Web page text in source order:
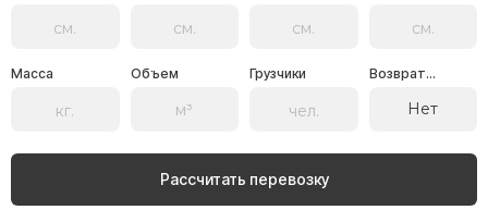
Масса Объем Грузчики Возврат...
Нет
Рассчитать перевозку